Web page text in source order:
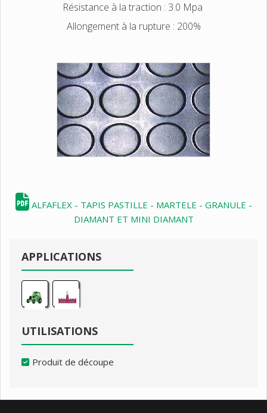
Résistance à la traction : 3.0 Mpa
Allongement à la rupture : 200%
ALFAFLEX - TAPIS PASTILLE - MARTELE - GRANULE -
DIAMANT ET MINI DIAMANT
APPLICATIONS
UTILISATIONS
Produit de découpe